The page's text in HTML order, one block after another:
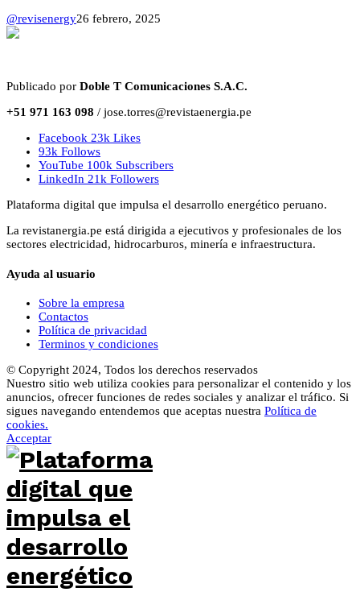
@revisenergy26 febrero, 2025
Publicado por Doble T Comunicaciones S.A.C.
+51 971 163 098 / jose.torres@revistaenergia.pe
Facebook 23k Likes
93k Follows
YouTube 100k Subscribers
LinkedIn 21k Followers
Plataforma digital que impulsa el desarrollo energético peruano.
La revistanergia.pe está dirigida a ejecutivos y profesionales de los
sectores electricidad, hidrocarburos, minería e infraestructura.
Ayuda al usuario
Sobre la empresa
Contactos
Política de privacidad
Terminos y condiciones
© Copyright 2024, Todos los derechos reservados
Nuestro sitio web utiliza cookies para personalizar el contenido y los
anuncios, ofrecer funciones de redes sociales y analizar el tráfico. Si
sigues navegando entendemos que aceptas nuestra Política de
cookies.
Acceptar